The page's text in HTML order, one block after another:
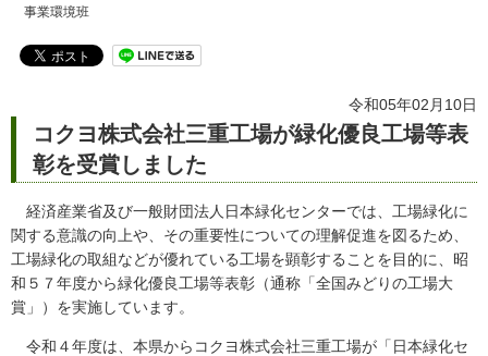
事業環境班
令和05年02月10日
コクヨ株式会社三重工場が緑化優良工場等表
彰を受賞しました
経済産業省及び一般財団法人日本緑化センターでは、工場緑化に
関する意識の向上や、その重要性についての理解促進を図るため、
工場緑化の取組などが優れている工場を顕彰することを目的に、昭
和５７年度から緑化優良工場等表彰（通称「全国みどりの工場大
賞」）を実施しています。
令和４年度は、本県からコクヨ株式会社三重工場が「日本緑化セ